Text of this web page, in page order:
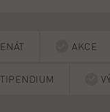
AKCE